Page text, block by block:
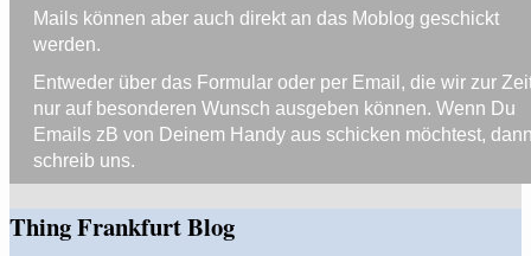
Mails können aber auch direkt an das Moblog geschickt
werden.
Entweder über das Formular oder per Email, die wir zur
nur auf besonderen Wunsch ausgeben können. Wenn Du
Emails zB von Deinem Handy aus schicken möchtest,
schreib uns.
Thing Frankfurt Blog